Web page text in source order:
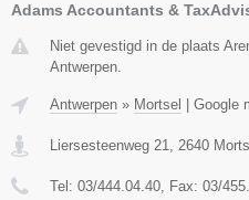
Adams Accountants &
Niet gevestigd in de plaats
Antwerpen.
Antwerpen » Mortsel Google
Liersesteenweg 21, 2640
Tel: 03/444.04.40, Fax: 03/